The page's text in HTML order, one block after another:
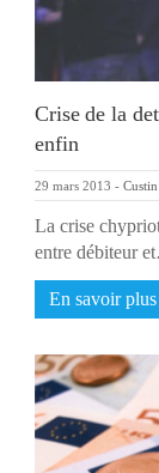
Crise de la
enfin
29 mars 2013 -
La crise
entre débiteur
En savoir plus